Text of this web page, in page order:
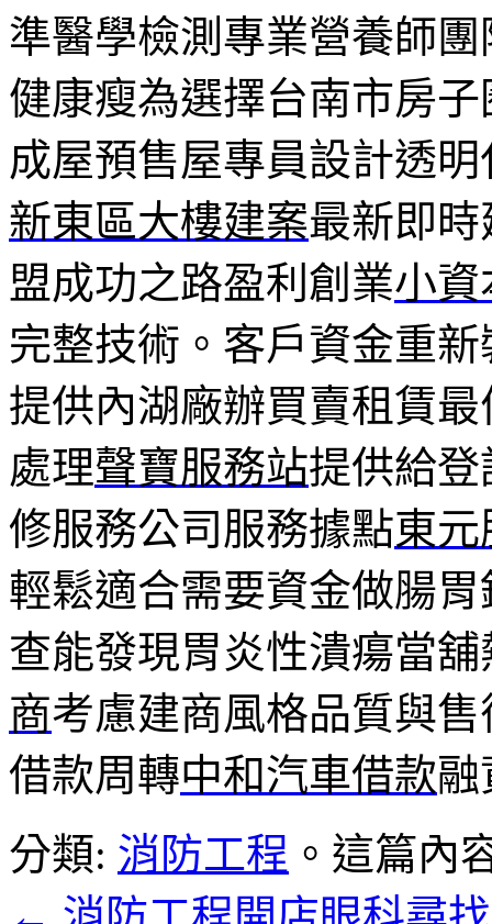
準醫學檢測專業營養師團
健康瘦為選擇台南市房
成屋預售屋專員設計透
新東區大樓建案最新即
盟成功之路盈利創業小資
完整技術。客戶資金重
提供內湖廠辦買賣租賃
處理聲寶服務站提供給
修服務公司服務據點東元
輕鬆適合需要資金做腸
查能發現胃炎性潰瘍當
商考慮建商風格品質與
借款周轉中和汽車借款融
分類: 消防工程 。這篇內